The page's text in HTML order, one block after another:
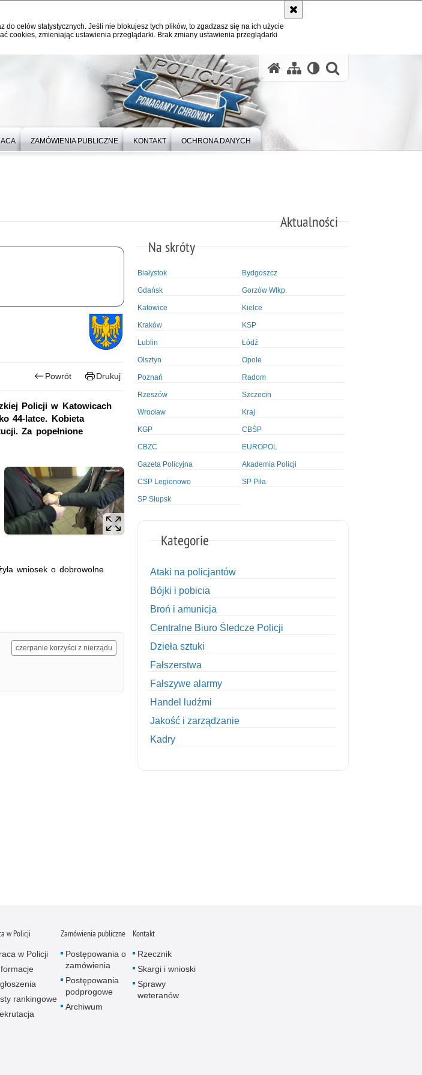
celów statystycznych. Jeśli nie blokujesz tych plików, to zgadzasz się na ich użycie
cookies, zmieniając ustawienia przeglądarki. Brak zmiany ustawienia przeglądarki
ZAMÓWIENIA PUBLICZNE KONTAKT OCHRONA DANYCH
Aktualności
Powrót Drukuj
Policji w Katowicach
44-latce. Kobieta
Za popełnione
wniosek o dobrowolne
czerpanie korzyści z nierządu
Na skróty
Białystok Bydgoszcz
Gdańsk Gorzów Wlkp.
Katowice Kielce
Kraków KSP
Lublin Łódź
Olsztyn Opole
Poznań Radom
Rzeszów Szczecin
Wrocław Kraj
KGP CBŚP
CBZC EUROPOL
Gazeta Policyjna Akademia Policji
CSP Legionowo SP Piła
SP Słupsk
Kategorie
Ataki na policjantów
Bójki i pobicia
Broń i amunicja
Centralne Biuro Śledcze Policji
Dzieła sztuki
Fałszerstwa
Fałszywe alarmy
Handel ludźmi
Jakość i zarządzanie
Kadry
Nietrzeźwi kierujący
Nietrzeźwi opiekunowie
w Policji
w Policji
rankingowe
Zamówienia publiczne
Postępowania o
zamówienia
Postępowania
podprogowe
Archiwum
Kontakt
Rzecznik
Skargi i wnioski
Sprawy
weteranów